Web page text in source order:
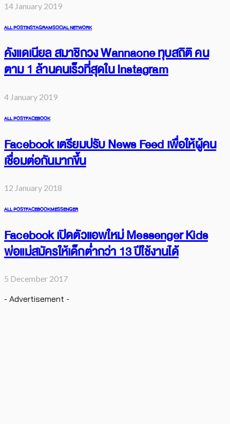
14 January 2019
ALL POSTINSTAGRAMSOCIAL NETWORK
คังแดเนียล สมาชิกวง Wannaone ทุบสถิติ คน
ตาม 1 ล้านคนเร็วที่สุดใน Instagram
4 January 2019
ALL POSTFACEBOOK
Facebook เตรียมปรับ News Feed เพื่อให้ผู้คน
เชื่อมต่อกันมากขึ้น
12 January 2018
ALL POSTFACEBOOKMESSENGER
Facebook เปิดตัวแอพใหม่ Messenger Kids
พ่อแม่สมัครให้เด็กต่ำกว่า 13 ปีใช้งานได้
5 December 2017
- Advertisement -